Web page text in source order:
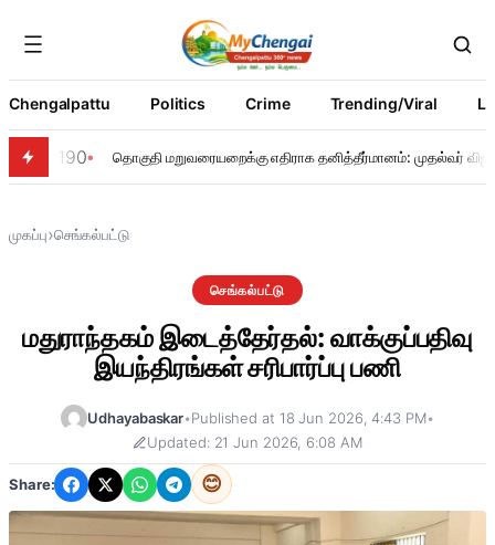
Chengalpattu Politics Crime Trending/Viral
190 தொகுதி மறுவரையறைக்கு எதிராக தனித்தீர்மானம்: முதல்வர் விஜய்
முகப்பு›செங்கல்பட்டு
செங்கல்பட்டு
மதுராந்தகம் இடைத்தேர்தல்: வாக்குப்பதிவு
இயந்திரங்கள் சரிபார்ப்பு பணி
Udhayabaskar•Published at 18 Jun 2026, 4:43 PM•
Updated: 21 Jun 2026, 6:08 AM
Share: 😊